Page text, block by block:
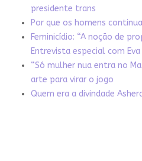
presidente trans
Por que os homens
Feminicídio: “A noção de
Entrevista especial com
“Só mulher nua entra no
arte para virar o jogo
Quem era a divindade